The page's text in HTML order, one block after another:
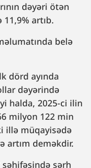
dəyəri ötən
artıb.
belə
dörd ayında
dəyərində
halda, 2025-ci ilin
milyon 122 min
illə müqayisədə
artım deməkdir.
səhifəsində şərh